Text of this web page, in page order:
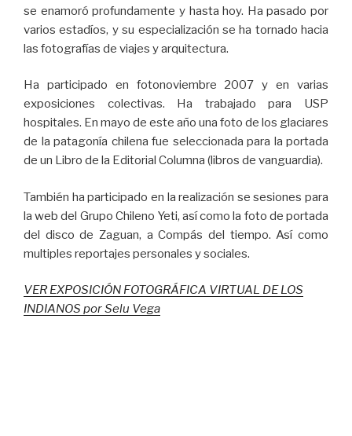
se enamoró profundamente y hasta hoy. Ha pasado por
varios estadíos, y su especialización se ha tornado hacia
las fotografías de viajes y arquitectura.
Ha participado en fotonoviembre 2007 y en varias
exposiciones colectivas. Ha trabajado para USP
hospitales. En mayo de este año una foto de los glaciares
de la patagonía chilena fue seleccionada para la portada
de un Libro de la Editorial Columna (libros de vanguardia).
También ha participado en la realización se sesiones para
la web del Grupo Chileno Yeti, así como la foto de portada
del disco de Zaguan, a Compás del tiempo. Así como
multiples reportajes personales y sociales.
VER EXPOSICIÓN FOTOGRÁFICA VIRTUAL DE LOS
INDIANOS por Selu Vega